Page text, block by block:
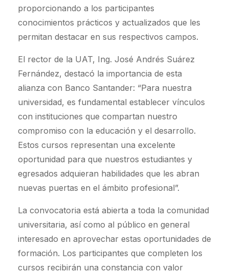
proporcionando a los participantes
conocimientos prácticos y actualizados que les
permitan destacar en sus respectivos campos.
El rector de la UAT, Ing. José Andrés Suárez
Fernández, destacó la importancia de esta
alianza con Banco Santander: “Para nuestra
universidad, es fundamental establecer vínculos
con instituciones que compartan nuestro
compromiso con la educación y el desarrollo.
Estos cursos representan una excelente
oportunidad para que nuestros estudiantes y
egresados adquieran habilidades que les abran
nuevas puertas en el ámbito profesional”.
La convocatoria está abierta a toda la comunidad
universitaria, así como al público en general
interesado en aprovechar estas oportunidades de
formación. Los participantes que completen los
cursos recibirán una constancia con valor